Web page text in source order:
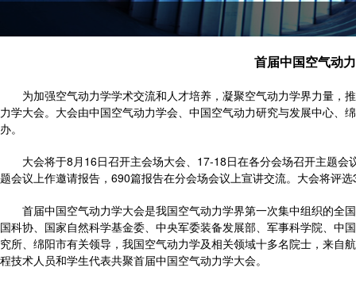
首届中国空气动
为加强空气动力学学术交流和人才培养，凝聚空气动力学界力量，
力学大会。大会由中国空气动力学会、中国空气动力研究与发展中心
办。
大会将于8月16日召开主会场大会、17-18日在各分会场召开主题会
题会议上作邀请报告，690篇报告在分会场会议上宣讲交流。大会将评
首届中国空气动力学大会是我国空气动力学界第一次集中组织的全
国科协、国家自然科学基金委、中央军委装备发展部、军事科学院、
究所、绵阳市有关领导，我国空气动力学及相关领域十多名院士，来
程技术人员和学生代表共聚首届中国空气动力学大会。